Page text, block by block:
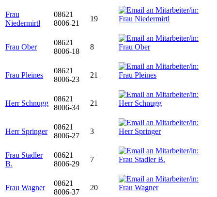
Frau
Niedermirtl
08621
8006-21
19
Frau Ober
08621
8006-18
8
Frau Pleines
08621
8006-23
21
Herr Schnugg
08621
8006-34
21
Herr Springer
08621
8006-27
3
Frau Stadler
B.
08621
8006-29
7
Frau Wagner
08621
8006-37
20